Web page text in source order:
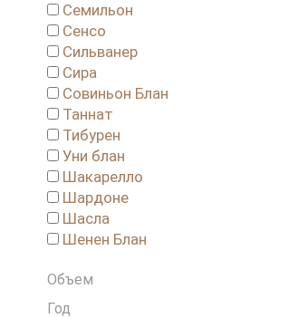
Семильон
Сенсо
Сильванер
Сира
Совиньон Блан
Таннат
Тибурен
Уни блан
Шакарелло
Шардоне
Шасла
Шенен Блан
Объем
Год